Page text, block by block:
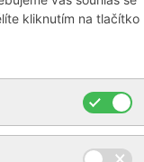
vyhláškou 257/
kliknutím na tlačítko